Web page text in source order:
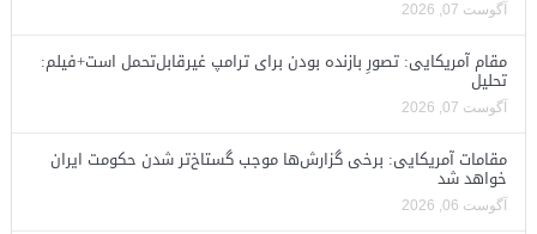
آگوست 07, 2026
مقام آمریکایی: تصورِ بازنده بودن برای ترامپ غیرقابل‌تحمل است+فیلم:
تحلیل
آگوست 07, 2026
مقامات آمریکایی: برخی گزارش‌ها موجب گستاخ‌تر شدن حکومت ایران
خواهد شد
آگوست 06, 2026